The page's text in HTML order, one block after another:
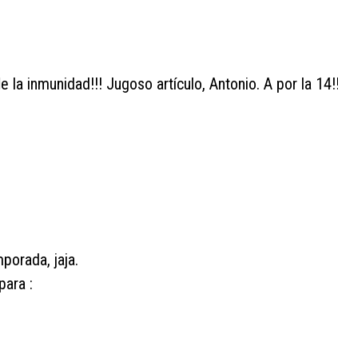
la inmunidad!!! Jugoso artículo, Antonio. A por la
jaja.
: